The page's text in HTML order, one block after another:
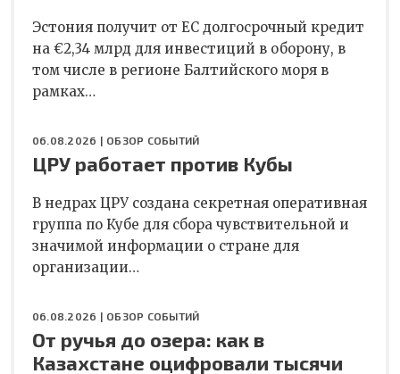
Эстония получит от ЕС долгосрочный кредит
на €2,34 млрд для инвестиций в оборону, в
том числе в регионе Балтийского моря в
рамках…
06.08.2026 | ОБЗОР СОБЫТИЙ
ЦРУ работает против Кубы
В недрах ЦРУ создана секретная оперативная
группа по Кубе для сбора чувствительной и
значимой информации о стране для
организации…
06.08.2026 | ОБЗОР СОБЫТИЙ
От ручья до озера: как в
Казахстане оцифровали тысячи